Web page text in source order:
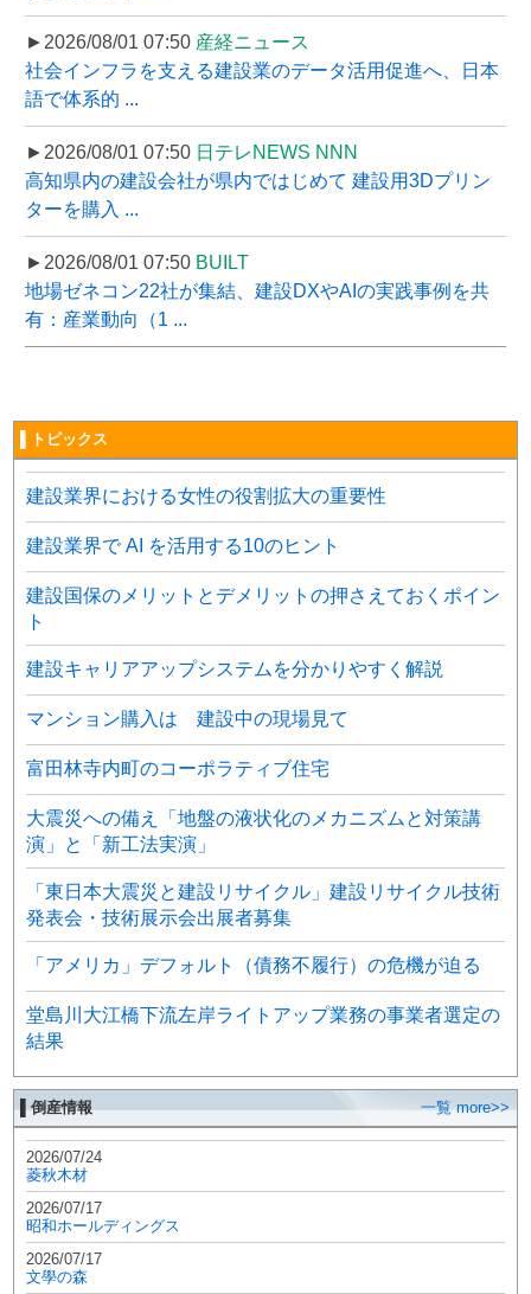
►2026/08/01 07:50 産経ニュース
社会インフラを支える建設業のデータ活用促進へ、日本
語で体系的 ...
►2026/08/01 07:50 日テレNEWS NNN
高知県内の建設会社が県内ではじめて 建設用3Dプリン
ターを購入 ...
►2026/08/01 07:50 BUILT
地場ゼネコン22社が集結、建設DXやAIの実践事例を共
有：産業動向（1 ...
▌トピックス
建設業界における女性の役割拡大の重要性
建設業界で AI を活用する10のヒント
建設国保のメリットとデメリットの押さえておくポイン
ト
建設キャリアアップシステムを分かりやすく解説
マンション購入は 建設中の現場見て
富田林寺内町のコーポラティブ住宅
大震災への備え「地盤の液状化のメカニズムと対策講
演」と「新工法実演」
「東日本大震災と建設リサイクル」建設リサイクル技術
発表会・技術展示会出展者募集
「アメリカ」デフォルト（債務不履行）の危機が迫る
堂島川大江橋下流左岸ライトアップ業務の事業者選定の
結果
▌倒産情報 一覧 more>>
2026/07/24
菱秋木材
2026/07/17
昭和ホールディングス
2026/07/17
文學の森